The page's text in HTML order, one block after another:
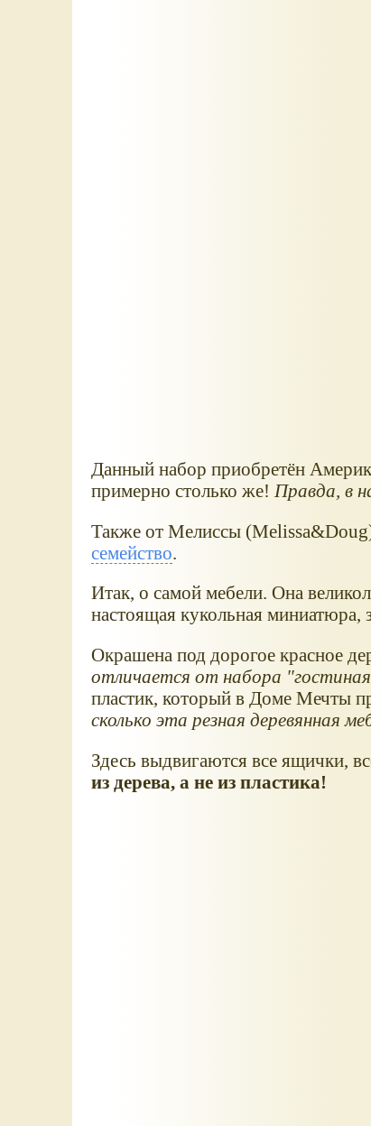
Данный набор приобретён
примерно столько же! Правда, в
Также от Мелиссы
семейство
Итак, о самой мебели. Она
настоящая кукольная миниатюра,
Окрашена под дорогое красное
отличается от набора
пластик, который в Доме Мечты
сколько эта резная деревянная
Здесь выдвигаются все ящички,
из дерева, а не из пластика!